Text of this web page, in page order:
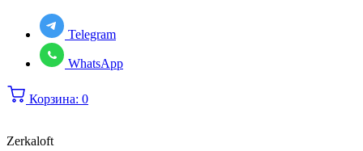
Telegram
WhatsApp
Корзина: 0
Zerkaloft